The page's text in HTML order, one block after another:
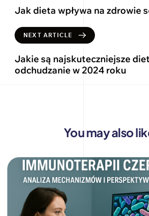
Jak dieta wpływa na zdrowie
NEXT ARTICLE
Jakie są najskuteczniejsze
odchudzanie w 2024 roku
You may also